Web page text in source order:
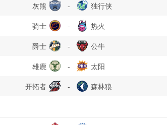
灰熊 - 独行侠
骑士 - 热火
爵士 - 公牛
雄鹿 - 太阳
开拓者 - 森林狼